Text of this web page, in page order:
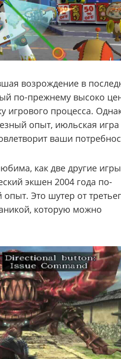
возрождение в
по-прежнему высоко
игрового процесса.
опыт, июльская игра
ваши
как две другие игры
экшен 2004 года по-
Это шутер от
которую можно